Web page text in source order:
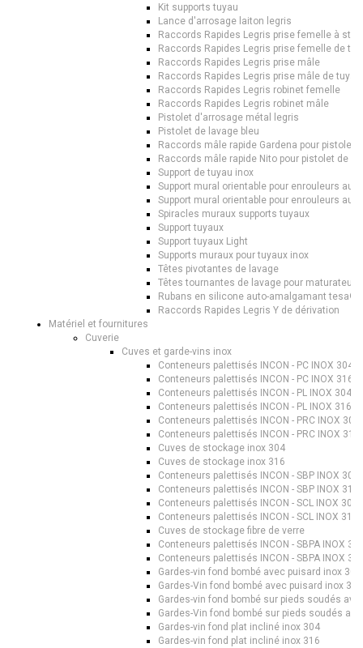
Kit supports tuyau
Lance d'arrosage laiton legris
Raccords Rapides Legris prise femelle à
Raccords Rapides Legris prise femelle de
Raccords Rapides Legris prise mâle
Raccords Rapides Legris prise mâle de tuyau
Raccords Rapides Legris robinet femelle
Raccords Rapides Legris robinet mâle
Pistolet d'arrosage métal legris
Pistolet de lavage bleu
Raccords mâle rapide Gardena pour pistolet
Raccords mâle rapide Nito pour pistolet de
Support de tuyau inox
Support mural orientable pour enrouleurs
Support mural orientable pour enrouleurs
Spiracles muraux supports tuyaux
Support tuyaux
Support tuyaux Light
Supports muraux pour tuyaux inox
Têtes pivotantes de lavage
Têtes tournantes de lavage pour
Rubans en silicone auto-amalgamant tesa®
Raccords Rapides Legris Y de dérivation
Matériel et fournitures
Cuverie
Cuves et garde-vins inox
Conteneurs palettisés INCON - PC INOX 304
Conteneurs palettisés INCON - PC INOX 316
Conteneurs palettisés INCON - PL INOX 304
Conteneurs palettisés INCON - PL INOX 316
Conteneurs palettisés INCON - PRC INOX 304
Conteneurs palettisés INCON - PRC INOX 316
Cuves de stockage inox 304
Cuves de stockage inox 316
Conteneurs palettisés INCON - SBP INOX 304
Conteneurs palettisés INCON - SBP INOX 316
Conteneurs palettisés INCON - SCL INOX 304
Conteneurs palettisés INCON - SCL INOX 316
Cuves de stockage fibre de verre
Conteneurs palettisés INCON - SBPA INOX
Conteneurs palettisés INCON - SBPA INOX
Gardes-vin fond bombé avec puisard inox 304
Gardes-Vin fond bombé avec puisard inox 316
Gardes-vin fond bombé sur pieds soudés
Gardes-Vin fond bombé sur pieds soudés
Gardes-vin fond plat incliné inox 304
Gardes-vin fond plat incliné inox 316